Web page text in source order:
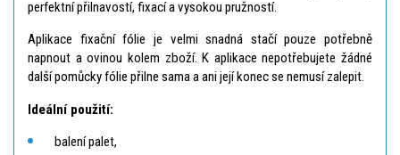
perfektní přilnavostí, fixací a vysokou pružností.
Aplikace fixační fólie je velmi snadná stačí pouze potřebně
napnout a ovinou kolem zboží. K aplikace nepotřebujete žádné
další pomůcky fólie přilne sama a ani její konec se nemusí zalepit.
Ideální použití:
balení palet,